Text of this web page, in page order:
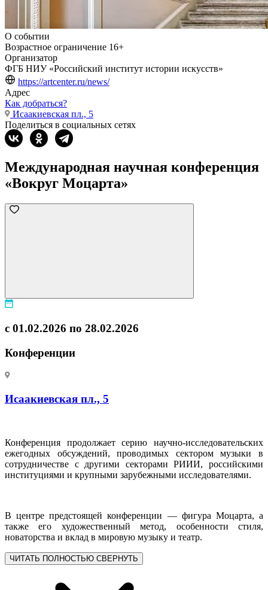
О событии
Возрастное ограничение 16+
Организатор
ФГБ НИУ «Российский институт истории искусств»
https://artcenter.ru/news/
Адрес
Как добраться?
Исаакиевская пл., 5
Поделиться в социальных сетях
Международная научная конференция
«Вокруг Моцарта»
с 01.02.2026 по 28.02.2026
Конференции
Исаакиевская пл., 5
Конференция продолжает серию научно-исследовательских
ежегодных обсуждений, проводимых сектором музыки в
сотрудничестве с другими секторами РИИИ, российскими
институциями и крупными зарубежными исследователями.
В центре предстоящей конференции — фигура Моцарта, а
также его художественный метод, особенности стиля,
новаторства и вклад в мировую музыку и театр.
ЧИТАТЬ ПОЛНОСТЬЮ СВЕРНУТЬ